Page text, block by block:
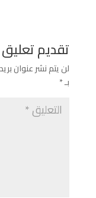
تقديم تعليق
لن يتم نشر عنوان
بـ*